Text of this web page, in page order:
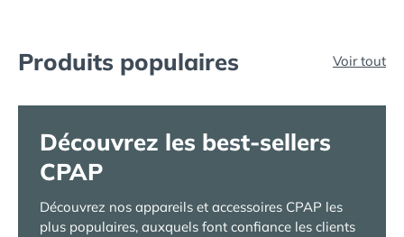
Produits populaires Voir tout
Découvrez les best-sellers
CPAP
Découvrez nos appareils et accessoires CPAP les
plus populaires, auxquels font confiance les clients